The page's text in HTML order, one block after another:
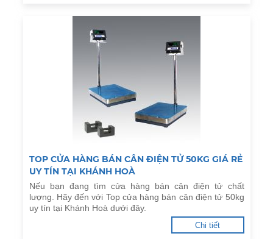
TOP CỬA HÀNG BÁN CÂN ĐIỆN TỬ 50KG GIÁ RẺ
UY TÍN TẠI KHÁNH HOÀ
Nếu bạn đang tìm cửa hàng bán cân điện tử chất
lượng. Hãy đến với Top cửa hàng bán cân điện tử 50kg
uy tín tại Khánh Hoà dưới đây.
Chi tiết